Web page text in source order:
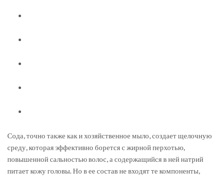
Сода, точно также как и хозяйственное мыло, создает щелочную
среду, которая эффективно борется с жирной перхотью,
повышенной сальностью волос, а содержащийся в ней натрий
питает кожу головы. Но в ее состав не входят те компоненты,